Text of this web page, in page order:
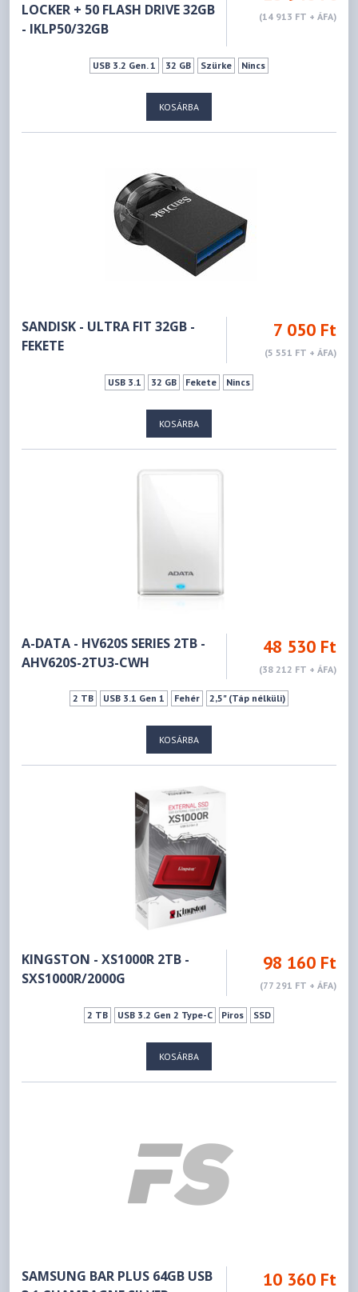
LOCKER + 50 FLASH DRIVE 32GB
- IKLP50/32GB
(14 913 FT + ÁFA)
USB 3.2 Gen. 1 32 GB Szürke Nincs
KOSÁRBA
SANDISK - ULTRA FIT 32GB -
FEKETE
7 050 Ft
(5 551 FT + ÁFA)
USB 3.1 32 GB Fekete Nincs
KOSÁRBA
A-DATA - HV620S SERIES 2TB -
AHV620S-2TU3-CWH
48 530 Ft
(38 212 FT + ÁFA)
2 TB USB 3.1 Gen 1 Fehér 2,5" (Táp nélküli)
KOSÁRBA
KINGSTON - XS1000R 2TB -
SXS1000R/2000G
98 160 Ft
(77 291 FT + ÁFA)
2 TB USB 3.2 Gen 2 Type-C Piros SSD
KOSÁRBA
SAMSUNG BAR PLUS 64GB USB
10 360 Ft